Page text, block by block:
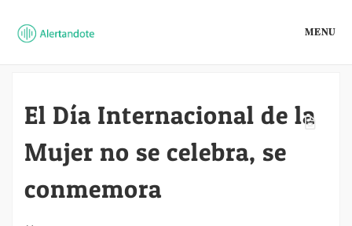
MENU
El Día Internacional de la
Mujer no se celebra, se
conmemora